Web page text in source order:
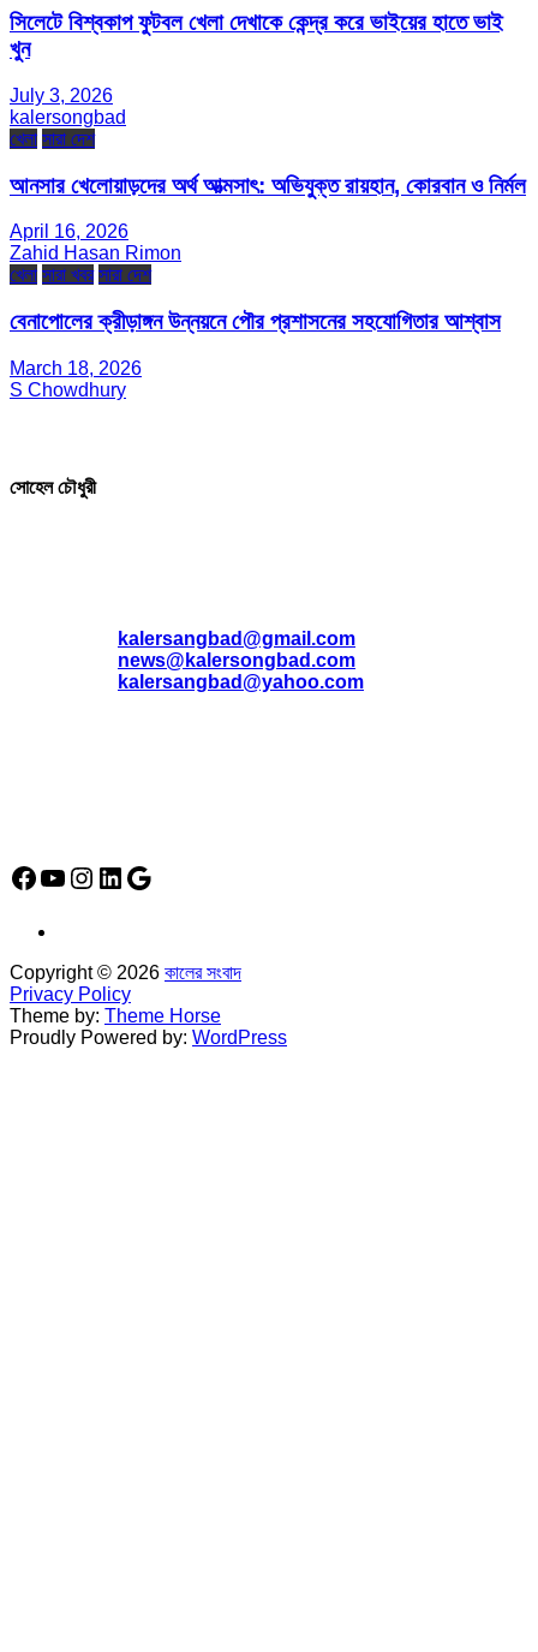
সিলেটে বিশ্বকাপ ফুটবল খেলা দেখাকে কেন্দ্র করে ভাইয়ের হাতে ভাই
খুন
July 3, 2026
kalersongbad
খেলা সারা দেশ
আনসার খেলোয়াড়দের অর্থ আত্মসাৎ: অভিযুক্ত রায়হান, কোরবান ও নির্মল
April 16, 2026
Zahid Hasan Rimon
খেলা সারা খবর সারা দেশ
বেনাপোলের ক্রীড়াঙ্গন উন্নয়নে পৌর প্রশাসনের সহযোগিতার আশ্বাস
March 18, 2026
S Chowdhury
সোহেল চৌধুরী
kalersangbad@gmail.com
news@kalersongbad.com
kalersangbad@yahoo.com
Facebook
YouTube
Instagram
LinkedIn
Google
Copyright © 2026 কালের সংবাদ
Privacy Policy
Theme by: Theme Horse
Proudly Powered by: WordPress